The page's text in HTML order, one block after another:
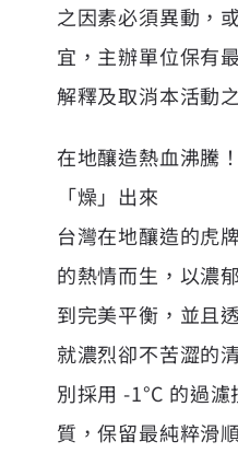
之因素必須異動，
宜，主辦單位保有
解釋及取消本活動
在地釀造熱血沸騰
「燥」出來
台灣在地釀造的虎
的熱情而生，以濃
到完美平衡，並且
就濃烈卻不苦澀的
別採用 -1°C 的過
質，保留最純粹滑